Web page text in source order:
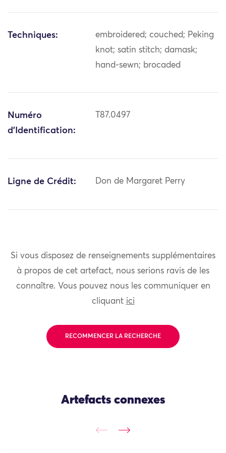
Techniques:
embroidered; couched; Peking
knot; satin stitch; damask;
hand-sewn; brocaded
Numéro
d'Identification:
T87.0497
Ligne de Crédit: Don de Margaret Perry
Si vous disposez de renseignements supplémentaires
à propos de cet artefact, nous serions ravis de les
connaître. Vous pouvez nous les communiquer en
cliquant ici
RECOMMENCER LA RECHERCHE
Artefacts connexes